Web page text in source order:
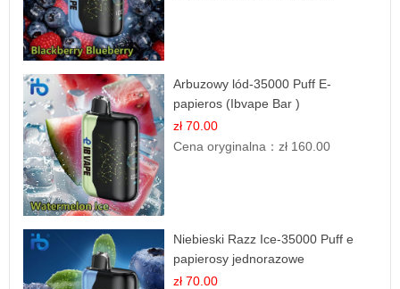
Arbuzowy lód-35000 Puff E-
papieros (Ibvape Bar )
zł 70.00
Cena oryginalna：zł 160.00
Niebieski Razz Ice-35000 Puff e
papierosy jednorazowe
zł 70.00